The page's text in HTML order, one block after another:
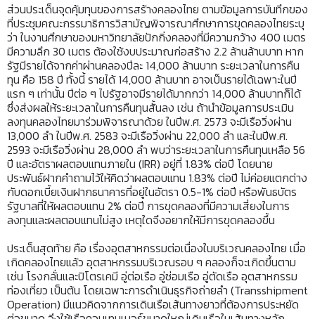
ส่วนประเด็นจุดคุ้มทุนของการสร้างคลองไทย ตามข้อมูลการบันทึกของ
ที่ประชุมคณะกรรมาธิการวิสามัญพิจารณาศึกษาการขุดคลองไทยระบุ
ว่า ในงานศึกษาของมหาวิทยาลัยปักกิ่งคลองที่มีความกว้าง 400 เมตร
มีความลึก 30 เมตร ต้องใช้งบประมาณก่อสร้าง 2.2 ล้านล้านบาท หาก
รัฐมีรายได้จากค่าผ่านคลองปีละ 14,000 ล้านบาท ระยะเวลาในการคืน
ทุน คือ 158 ปี ทั้งนี้ รายได้ 14,000 ล้านบาท อาจเป็นรายได้เฉพาะในปี
แรก ๆ เท่านั้น ปีต่อ ๆ ไปรัฐอาจมีรายได้มากกว่า 14,000 ล้านบาทก็ได้
ซึ่งส่งผลให้ระยะเวลาในการคืนทุนสั้นลง เช่น ถ้านำข้อมูลการประเมิน
ลงทุนคลองไทยมาร่วมพิจารณาด้วย ในปีพ.ศ. 2573 จะมีเรือวิ่งผ่าน
13,000 ลำ ในปีพ.ศ. 2583 จะมีเรือวิ่งผ่าน 22,000 ลำ และในปีพ.ศ.
2593 จะมีเรือวิ่งผ่าน 28,000 ลำ พบว่าระยะเวลาในการคืนทุนเหลือ 56
ปี และอัตราผลตอบแทนภายใน (IRR) อยู่ที่ 1.83% ต่อปี โดยนาย
ประพันธ์ฝากคำถามไว้ให้คิดว่าผลตอบแทน 1.83% ต่อปี ไม่ค่อยแตกต่าง
กับดอกเบี้ยเงินฝากธนาคารที่อยู่ในอัตรา 0.5-1% ต่อปี หรือพันธบัตร
รัฐบาลที่ให้ผลตอบแทน 2% ต่อปี การขุดคลองที่มีความเสี่ยงในการ
ลงทุนและผลตอบแทนไม่สูง เหตุใดจึงอยากให้มีการขุดคลองขึ้น
ประเด็นสุดท้าย คือ เรื่องอุตสาหกรรมต่อเนื่องในบริเวณคลองไทย เมื่อ
เกิดคลองไทยแล้ว อุตสาหกรรมบริเวณรอบ ๆ คลองก็จะเกิดขึ้นตาม
เช่น โรงกลั่นและปิโตรเคมี อู่ต่อเรือ อู่ซ่อมเรือ อู่ตัดเรือ อุตสาหกรรม
ท่องเที่ยว เป็นต้น โดยเฉพาะการดำเนินธุรกิจถ่ายลำ (Transshipment
Operation) มีแนวคิดจากการเดินเรือเส้นทางยาวที่ต้องการประหยัด